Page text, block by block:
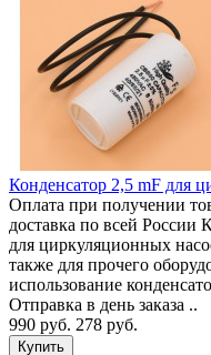
Конденсатор 2,5 mF для
Оплата при получении
доставка по всей России
для циркуляционных
также для прочего
использование
Отправка в день заказа ..
990 руб. 278 руб.